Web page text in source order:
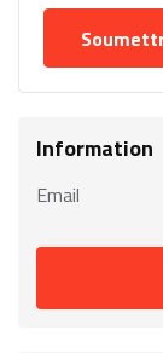
Information
Email